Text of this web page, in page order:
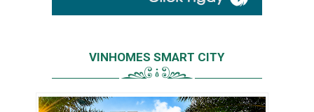
VINHOMES SMART CITY